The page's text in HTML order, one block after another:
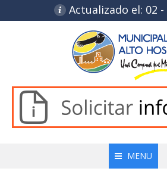
Actualizado el: 02 -
MENU